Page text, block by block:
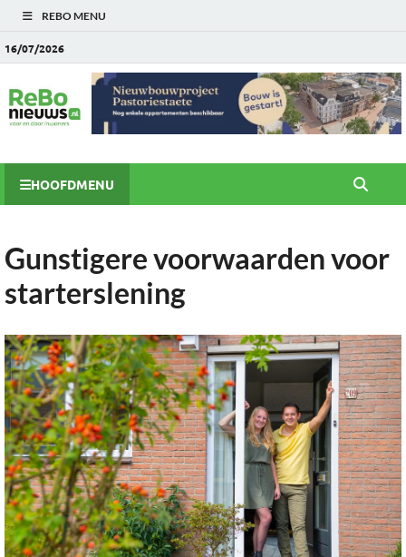
REBO MENU
16/07/2026
HOOFDMENU
Gunstigere voorwaarden voor
starterslening